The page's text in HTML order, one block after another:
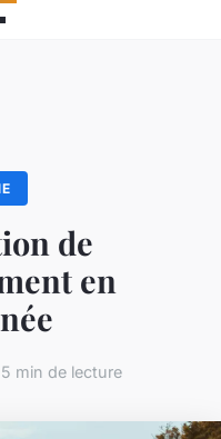
de
en
5 min de lecture